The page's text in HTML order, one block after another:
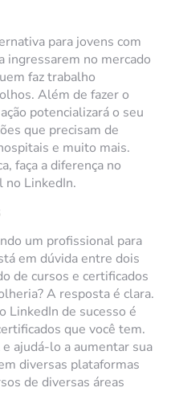
para jovens com
ingressarem no mercado
faz trabalho
Além de fazer o
potencializará o seu
que precisam de
e muito mais.
faça a diferença no
no LinkedIn.
um profissional para
em dúvida entre dois
de cursos e certificados
A resposta é clara.
LinkedIn de sucesso é
que você tem.
ajudá-lo a aumentar sua
diversas plataformas
de diversas áreas